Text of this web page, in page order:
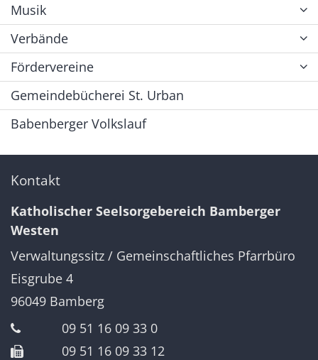
Musik
Verbände
Fördervereine
Gemeindebücherei St. Urban
Babenberger Volkslauf
Kontakt
Katholischer Seelsorgebereich Bamberger
Westen
Verwaltungssitz / Gemeinschaftliches Pfarrbüro
Eisgrube 4
96049 Bamberg
09 51 16 09 33 0
09 51 16 09 33 12